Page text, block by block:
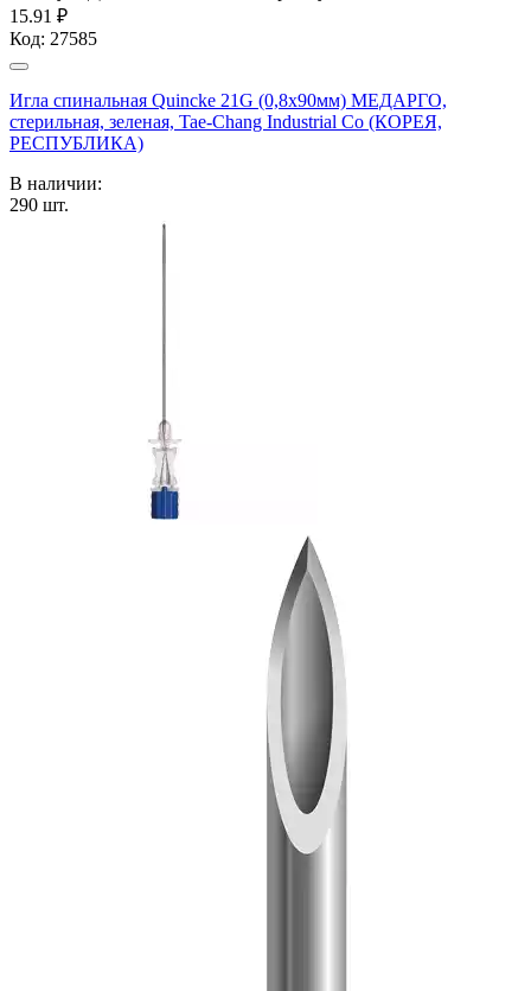
15.91 ₽
Код: 27585
Игла спинальная Quincke 21G (0,8х90мм) МЕДАРГО,
стерильная, зеленая, Tae-Chang Industrial Co (КОРЕЯ,
РЕСПУБЛИКА)
В наличии:
290 шт.